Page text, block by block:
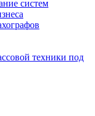
систем
техники под